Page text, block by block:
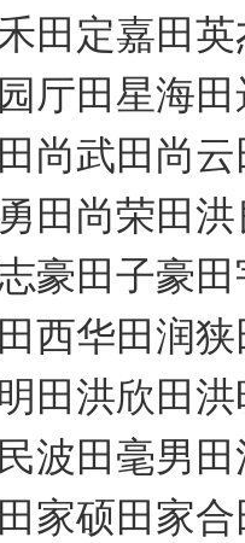
田定嘉田
厅田星海
尚武田尚
田尚荣田
豪田子豪
西华田润
田洪欣田
波田毫男
家硕田家